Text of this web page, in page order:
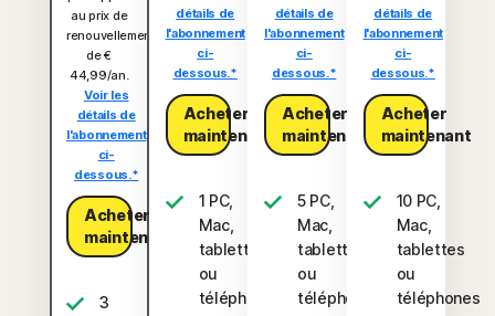
au prix de
renouvellement
de €
44,99/an.
Voir les
détails de
l'abonnement
ci-
dessous.*
Acheter
maintenant
3
détails de
l'abonnement
ci-
dessous.*
Acheter
maintenant
1 PC,
Mac,
tablette
ou
téléphone
détails de
l'abonnement
ci-
dessous.*
Acheter
maintenant
5 PC,
Mac,
tablettes
ou
téléphones
détails de
l'abonnement
ci-
dessous.*
Acheter
maintenant
10 PC,
Mac,
tablettes
ou
téléphones